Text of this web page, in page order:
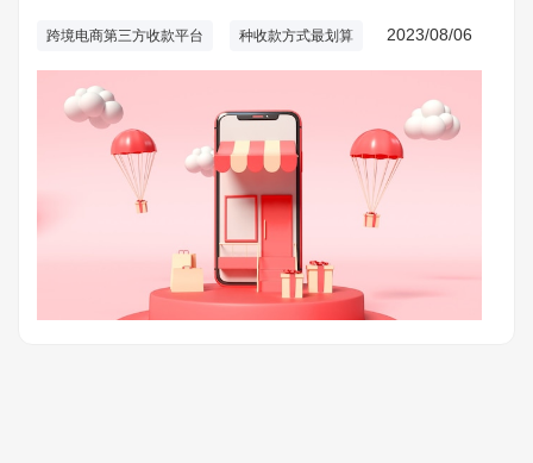
款方式至关重要。
跨境电商第三方收款平台 种收款方式最划算 2023/08/06